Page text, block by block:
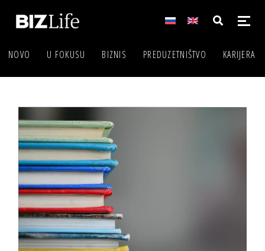
NOVO U FOKUSU BIZNIS PREDUZETNIŠTVO KARIJERA